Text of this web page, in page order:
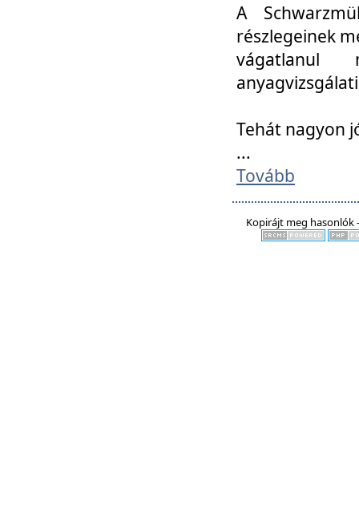
A
részlegeinek
vágatlanul
Tehát nagyon
...
Tovább
Kopirájt meg hasonlók